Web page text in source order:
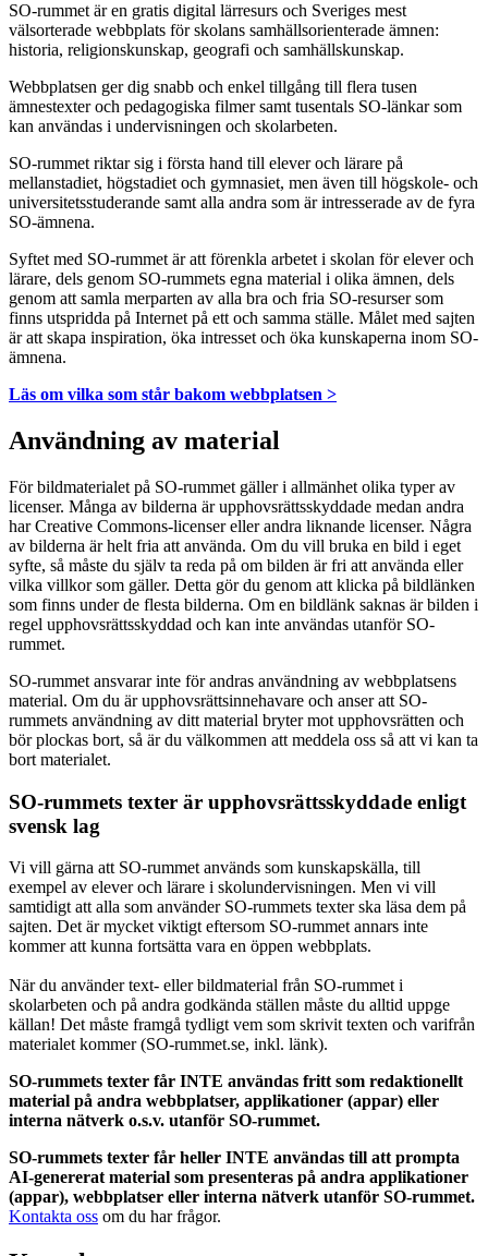
SO-rummet är en gratis digital lärresurs och Sveriges mest
välsorterade webbplats för skolans samhällsorienterade ämnen:
historia, religionskunskap, geografi och samhällskunskap.
Webbplatsen ger dig snabb och enkel tillgång till flera tusen
ämnestexter och pedagogiska filmer samt tusentals SO-länkar som
kan användas i undervisningen och skolarbeten.
SO-rummet riktar sig i första hand till elever och lärare på
mellanstadiet, högstadiet och gymnasiet, men även till högskole- och
universitetsstuderande samt alla andra som är intresserade av de fyra
SO-ämnena.
Syftet med SO-rummet är att förenkla arbetet i skolan för elever och
lärare, dels genom SO-rummets egna material i olika ämnen, dels
genom att samla merparten av alla bra och fria SO-resurser som
finns utspridda på Internet på ett och samma ställe. Målet med sajten
är att skapa inspiration, öka intresset och öka kunskaperna inom SO-
ämnena.
Läs om vilka som står bakom webbplatsen >
Användning av material
För bildmaterialet på SO-rummet gäller i allmänhet olika typer av
licenser. Många av bilderna är upphovsrättsskyddade medan andra
har Creative Commons-licenser eller andra liknande licenser. Några
av bilderna är helt fria att använda. Om du vill bruka en bild i eget
syfte, så måste du själv ta reda på om bilden är fri att använda eller
vilka villkor som gäller. Detta gör du genom att klicka på bildlänken
som finns under de flesta bilderna. Om en bildlänk saknas är bilden i
regel upphovsrättsskyddad och kan inte användas utanför SO-
rummet.
SO-rummet ansvarar inte för andras användning av webbplatsens
material. Om du är upphovsrättsinnehavare och anser att SO-
rummets användning av ditt material bryter mot upphovsrätten och
bör plockas bort, så är du välkommen att meddela oss så att vi kan ta
bort materialet.
SO-rummets texter är upphovsrättsskyddade enligt
svensk lag
Vi vill gärna att SO-rummet används som kunskapskälla, till
exempel av elever och lärare i skolundervisningen. Men vi vill
samtidigt att alla som använder SO-rummets texter ska läsa dem på
sajten. Det är mycket viktigt eftersom SO-rummet annars inte
kommer att kunna fortsätta vara en öppen webbplats.
När du använder text- eller bildmaterial från SO-rummet i
skolarbeten och på andra godkända ställen måste du alltid uppge
källan! Det måste framgå tydligt vem som skrivit texten och varifrån
materialet kommer (SO-rummet.se, inkl. länk).
SO-rummets texter får INTE användas fritt som redaktionellt
material på andra webbplatser, applikationer (appar) eller
interna nätverk o.s.v. utanför SO-rummet.
SO-rummets texter får heller INTE användas till att prompta
AI-genererat material som presenteras på andra applikationer
(appar), webbplatser eller interna nätverk utanför SO-rummet.
Kontakta oss om du har frågor.